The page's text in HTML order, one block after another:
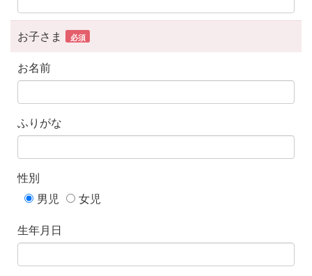
お子さま 必須
お名前
ふりがな
性別
男児
女児
生年月日